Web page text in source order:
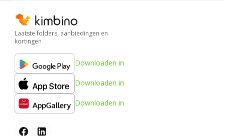
Laatste folders, aanbiedingen en
kortingen
Downloaden in
Downloaden in
Downloaden in